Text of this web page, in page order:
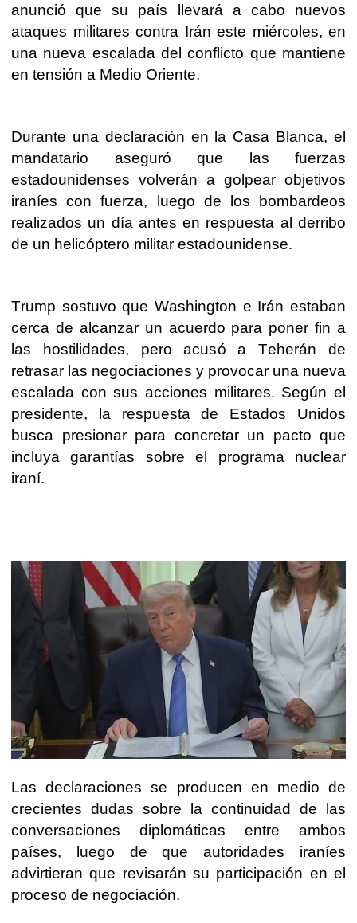
anunció que su país llevará a cabo nuevos
ataques militares contra Irán este miércoles, en
una nueva escalada del conflicto que mantiene
en tensión a Medio Oriente.
Durante una declaración en la Casa Blanca, el
mandatario aseguró que las fuerzas
estadounidenses volverán a golpear objetivos
iraníes con fuerza, luego de los bombardeos
realizados un día antes en respuesta al derribo
de un helicóptero militar estadounidense.
Trump sostuvo que Washington e Irán estaban
cerca de alcanzar un acuerdo para poner fin a
las hostilidades, pero acusó a Teherán de
retrasar las negociaciones y provocar una nueva
escalada con sus acciones militares. Según el
presidente, la respuesta de Estados Unidos
busca presionar para concretar un pacto que
incluya garantías sobre el programa nuclear
iraní.
Las declaraciones se producen en medio de
crecientes dudas sobre la continuidad de las
conversaciones diplomáticas entre ambos
países, luego de que autoridades iraníes
advirtieran que revisarán su participación en el
proceso de negociación.